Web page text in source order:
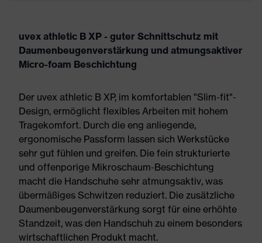
uvex athletic B XP - guter Schnittschutz mit
Daumenbeugenverstärkung und atmungsaktiver
Micro-foam Beschichtung
Der uvex athletic B XP, im komfortablen "Slim-fit"-
Design, ermöglicht flexibles Arbeiten mit hohem
Tragekomfort. Durch die eng anliegende,
ergonomische Passform lassen sich Werkstücke
sehr gut fühlen und greifen. Die fein strukturierte
und offenporige Mikroschaum-Beschichtung
macht die Handschuhe sehr atmungsaktiv, was
übermäßiges Schwitzen reduziert. Die zusätzliche
Daumenbeugenverstärkung sorgt für eine erhöhte
Standzeit, was den Handschuh zu einem besonders
wirtschaftlichen Produkt macht.